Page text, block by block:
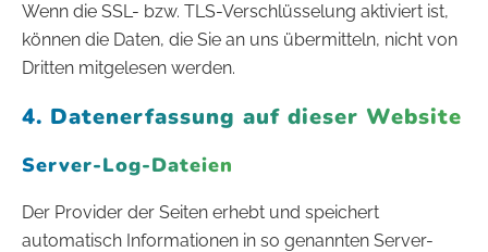
Wenn die SSL- bzw. TLS-Verschlüsselung aktiviert ist,
können die Daten, die Sie an uns übermitteln, nicht von
Dritten mitgelesen werden.
4. Datenerfassung auf dieser Website
Server-Log-Dateien
Der Provider der Seiten erhebt und speichert
automatisch Informationen in so genannten Server-